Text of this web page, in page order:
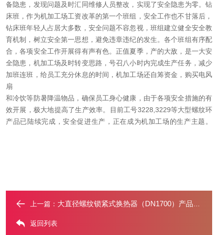
备隐患，发现问题及时汇同维修人员整改，实现了安全隐患为零。钻
床班，作为机加工场工资改革的第一个班组，安全工作也不甘落后，
钻床班年轻人占居大多数，安全问题不容忽视，班组建立健全安全教
育机制，树立安全第一思想，避免违章违纪的发生。各个班组有序配
合，各项安全工作开展得有声有色。正值夏季，产的大敌，是一大安
全隐患，机加工场及时转变思路，号召八小时内完成生产任务，减少
加班连班，给员工充分休息的时间，机加工场还自筹资金，购买电风
扇
和冷饮等防暑降温物品，确保员工身心健康，由于各项安全措施的有
效开展，极大地提高了生产效率。目前工号3228,3229等大型螺纹环
产品已陆续完成，安全促进生产，正在成为机加工场的生产主题。
上一篇： 大直径螺纹锁紧式换热器（DN1700）产品鉴定会
返回列表